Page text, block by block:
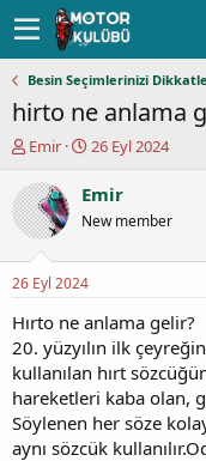
Besin Seçimlerinizi
hirto ne anlama
K
n
u
y
b
a
ş
l
a
t
a
n
Emir
B
ş
a
ç
a
r
i
h
i
26 Eyl 2024
Emir
New member
26 Eyl 2024
Hırto ne anlama gelir?
20. yüzyılın ilk
kullanılan hırt
hareketleri kaba olan,
Söylenen her söze
aynı sözcük